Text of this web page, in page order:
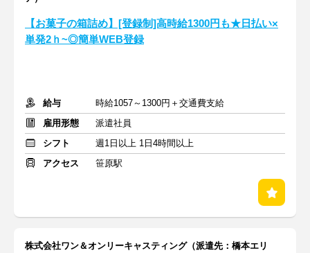
【お菓子の箱詰め】[登録制]高時給1300円も★日払い×
単発2ｈ~◎簡単WEB登録
給与
時給1057～1300円＋交通費支給
雇用形態
派遣社員
シフト
週1日以上 1日4時間以上
アクセス
笹原駅
株式会社ワン＆オンリーキャスティング（派遣先：橋本エリ